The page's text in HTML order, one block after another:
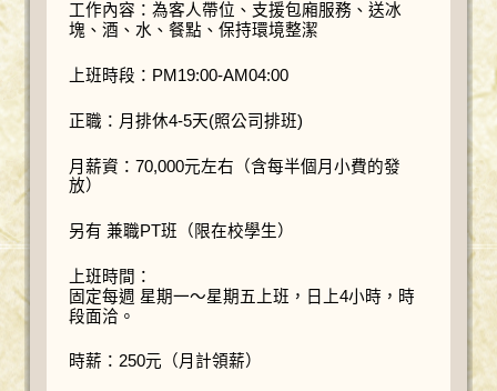
工作內容：為客人帶位、支援包廂服務、送冰
塊、酒、水、餐點、保持環境整潔
上班時段：PM19:00-AM04:00
正職：月排休4-5天(照公司排班)
月薪資：70,000元左右（含每半個月小費的發
放）
另有 兼職PT班（限在校學生）
上班時間：
固定每週 星期一～星期五上班，日上4小時，時
段面洽。
時薪：250元（月計領薪）